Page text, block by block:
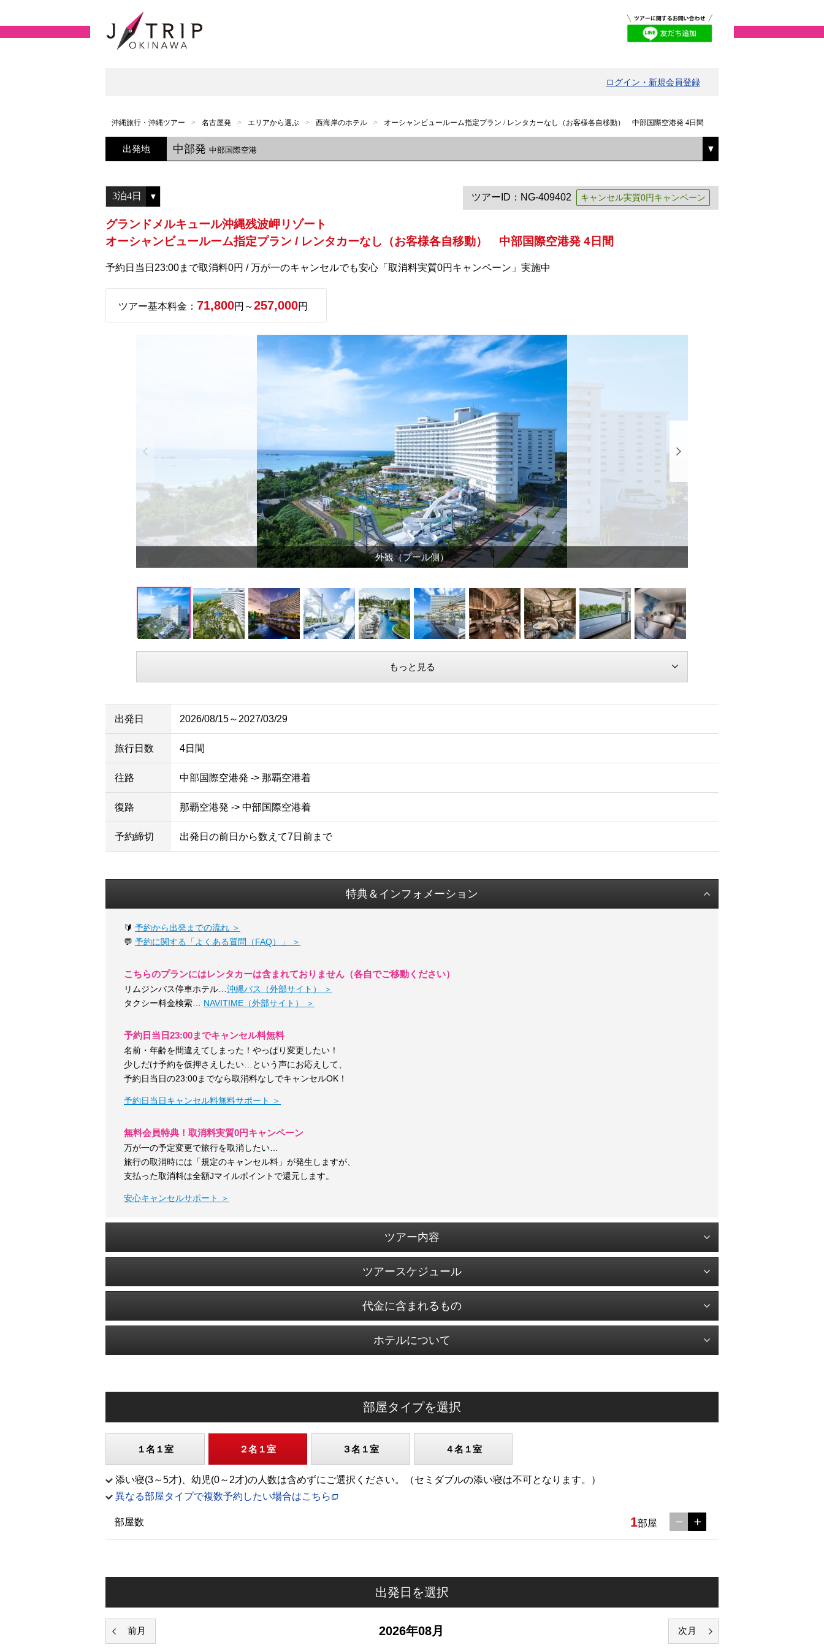
ログイン・新規会員登録
沖縄旅行・沖縄ツアー 名古屋発 エリアから選ぶ 西海岸のホテル オーシャンビュールーム指定プラン / レンタカーなし（お客様各自移動）　中部国際空港発 4日間
出発地 中部発 中部国際空港
ツアーID：NG-409402 キャンセル実質0円キャンペーン
グランドメルキュール沖縄残波岬リゾート
オーシャンビュールーム指定プラン / レンタカーなし（お客様各自移動） 中部国際空港発 4日間
予約日当日23:00まで取消料0円 / 万が一のキャンセルでも安心「取消料実質0円キャンペーン」実施中
ツアー基本料金： 71,800円～257,000円
外観（プール側）
もっと見る
出発日 2026/08/15～2027/03/29
旅行日数 4日間
往路 中部国際空港発 -> 那覇空港着
復路 那覇空港発 -> 中部国際空港着
予約締切 出発日の前日から数えて7日前まで
特典＆インフォメーション
🔰 予約から出発までの流れ ＞
💬 予約に関する「よくある質問（FAQ）」 ＞
こちらのプランにはレンタカーは含まれておりません（各自でご移動ください）
リムジンバス停車ホテル… 沖縄バス（外部サイト） ＞
タクシー料金検索… NAVITIME（外部サイト） ＞
予約日当日23:00までキャンセル料無料
名前・年齢を間違えてしまった！やっぱり変更したい！
少しだけ予約を仮押さえしたい…という声にお応えして、
予約日当日の23:00までなら取消料なしでキャンセルOK！
予約日当日キャンセル料無料サポート ＞
無料会員特典！取消料実質0円キャンペーン
万が一の予定変更で旅行を取消したい…
旅行の取消時には「規定のキャンセル料」が発生しますが、
支払った取消料は全額Jマイルポイントで還元します。
安心キャンセルサポート ＞
ツアー内容
ツアースケジュール
代金に含まれるもの
ホテルについて
部屋タイプを選択
１名１室 ２名１室 ３名１室 ４名１室
添い寝(3～5才)、幼児(0～2才)の人数は含めずにご選択ください。（セミダブルの添い寝は不可となります。）
異なる部屋タイプで複数予約したい場合はこちら
部屋数 1部屋
出発日を選択
2026年08月